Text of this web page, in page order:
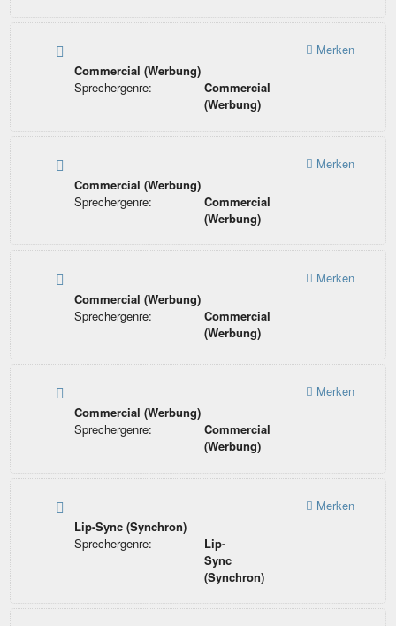
Commercial (Werbung)
Sprechergenre:
Commercial
(Werbung)
Merken
Commercial (Werbung)
Sprechergenre:
Commercial
(Werbung)
Merken
Commercial (Werbung)
Sprechergenre:
Commercial
(Werbung)
Merken
Commercial (Werbung)
Sprechergenre:
Commercial
(Werbung)
Merken
Lip-Sync (Synchron)
Sprechergenre:
Lip-
Sync
(Synchron)
Merken